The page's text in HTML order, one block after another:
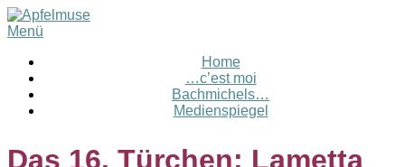
Menü
Home
…c’est moi
Bachmichels…
Medienspiegel
Das 16. Türchen: Lametta